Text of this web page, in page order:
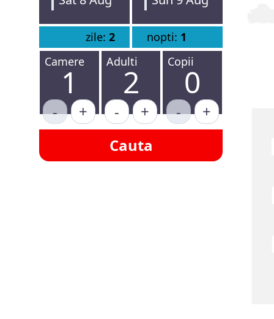
zile: 2 nopti: 1
Camere
1
- +
Adulti
2
- +
Copii
0
-
+
Cauta